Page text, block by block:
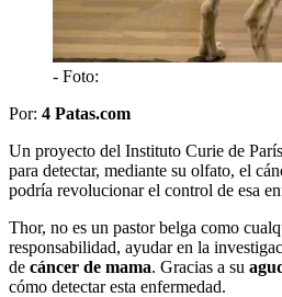
- Foto:
Por: 4 Patas.com
Un proyecto del Instituto Curie de
para detectar, mediante su olfato, el
podría revolucionar el control de esa
Thor, no es un pastor belga como
responsabilidad, ayudar en la
de cáncer de mama. Gracias a su
cómo detectar esta enfermedad.